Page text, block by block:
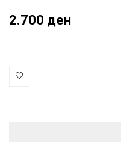
2.700 ден